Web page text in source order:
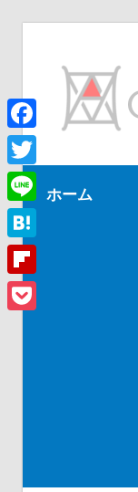
ン
ツ
へ
ス
キ
ッ
プ
を
見
ホーム
Facebook
Twitter
Line
Hatena
Flipboard